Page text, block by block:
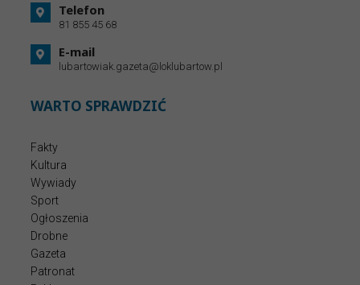
Telefon
81 855 45 68
E-mail
lubartowiak.gazeta@loklubartow.pl
WARTO SPRAWDZIĆ
Fakty
Kultura
Wywiady
Sport
Ogłoszenia
Drobne
Gazeta
Patronat